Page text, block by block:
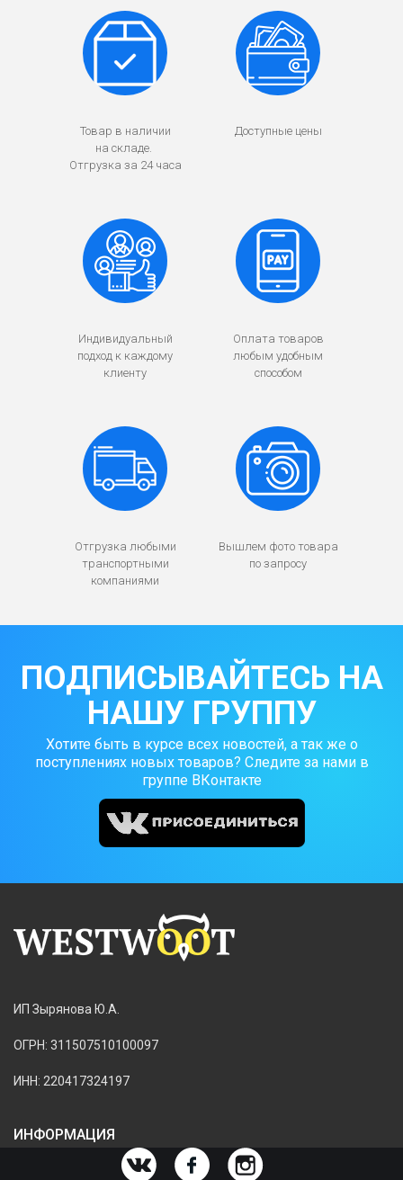
Товар в наличии
на складе.
Отгрузка за 24 часа
Доступные цены
Индивидуальный
подход к каждому
клиенту
Оплата товаров
любым удобным
способом
Отгрузка любыми
транспортными
компаниями
Вышлем фото товара
по запросу
ПОДПИСЫВАЙТЕСЬ НА
НАШУ ГРУППУ
Хотите быть в курсе всех новостей, а так же о
поступлениях новых товаров? Следите за нами в
группе ВКонтакте
ИП Зырянова Ю.А.
ОГРН: 311507510100097
ИНН: 220417324197
ИНФОРМАЦИЯ